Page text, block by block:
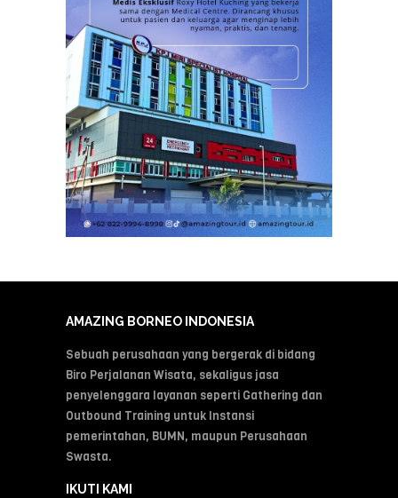
AMAZING BORNEO INDONESIA
Sebuah perusahaan yang bergerak di bidang
Biro Perjalanan Wisata, sekaligus jasa
penyelenggara layanan seperti Gathering dan
Outbound Training untuk Instansi
pemerintahan, BUMN, maupun Perusahaan
Swasta.
IKUTI KAMI